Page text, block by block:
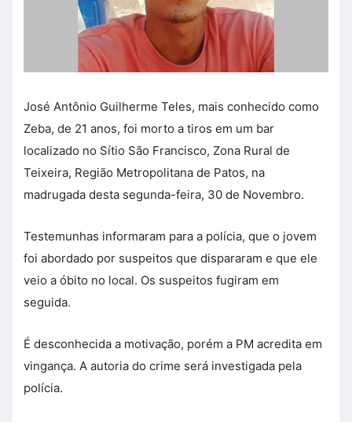
José Antônio Guilherme Teles, mais conhecido como
Zeba, de 21 anos, foi morto a tiros em um bar
localizado no Sítio São Francisco, Zona Rural de
Teixeira, Região Metropolitana de Patos, na
madrugada desta segunda-feira, 30 de Novembro.
Testemunhas informaram para a polícia, que o jovem
foi abordado por suspeitos que dispararam e que ele
veio a óbito no local. Os suspeitos fugiram em
seguida.
É desconhecida a motivação, porém a PM acredita em
vingança. A autoria do crime será investigada pela
polícia.